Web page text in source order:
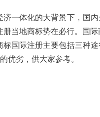
济一体化的大背景下，国
册当地商标势在必行。国际
标国际注册主要包括三种
优劣，供大家参考。